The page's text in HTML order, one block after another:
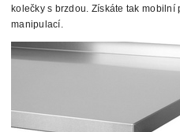
kolečky s brzdou. Získáte tak
manipulací.